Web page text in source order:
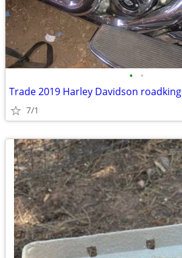
• •
Trade 2019 Harley Davidson roadking
7/1